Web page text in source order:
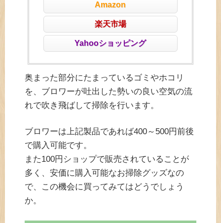
Amazon
楽天市場
Yahooショッピング
奥まった部分にたまっているゴミやホコリ
を、ブロワーが吐出した勢いの良い空気の流
れで吹き飛ばして掃除を行います。
ブロワーは上記製品であれば400～500円前後
で購入可能です。
また100円ショップで販売されていることが
多く、安価に購入可能なお掃除グッズなの
で、この機会に買ってみてはどうでしょう
か。